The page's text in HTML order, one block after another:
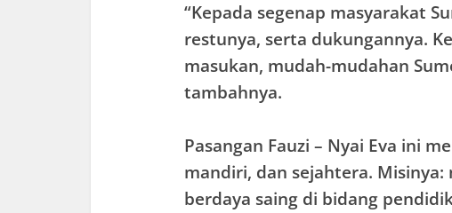
“Kepada segenap masyarakat
restunya, serta dukungannya.
masukan, mudah-mudahan
tambahnya.
Pasangan Fauzi – Nyai Eva ini
mandiri, dan sejahtera. Misinya:
berdaya saing di bidang